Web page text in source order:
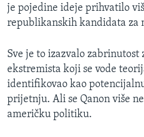
je pojedine ideje prihvatilo
republikanskih kandidata za
Sve je to izazvalo zabrinutost
ekstremista koji se vode
identifikovao kao
prijetnju. Ali se Qanon više
američku politiku.